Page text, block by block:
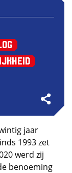
jaar
1993 zet
werd zij
benoeming